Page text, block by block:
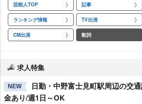
芸能人TOP 記事
ランキング情報 TV出演
CM出演 歌詞
求人特集
NEW
日勤・中野富士見町駅周辺の交
金あり/週1日～OK